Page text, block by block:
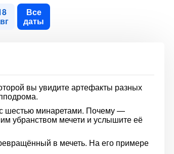
Все
даты
вы увидите артефакты разных
шестью минаретами. Почему —
убранством мечети и услышите её
в мечеть. На его примере